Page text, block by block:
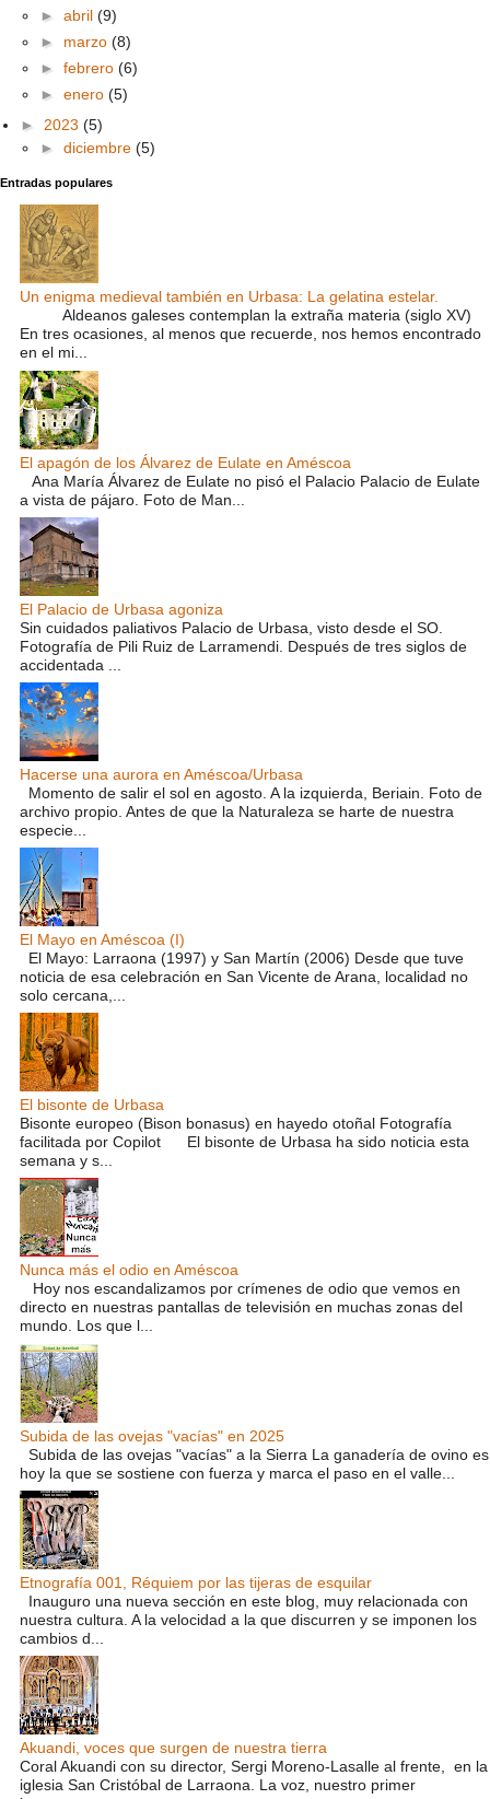
► abril (9)
► marzo (8)
► febrero (6)
► enero (5)
► 2023 (5)
► diciembre (5)
Entradas populares
Un enigma medieval también en Urbasa: La gelatina estelar.
Aldeanos galeses contemplan la extraña materia (siglo XV)
En tres ocasiones, al menos que recuerde, nos hemos encontrado
en el mi...
El apagón de los Álvarez de Eulate en Améscoa
Ana María Álvarez de Eulate no pisó el Palacio Palacio de Eulate
a vista de pájaro. Foto de Man...
El Palacio de Urbasa agoniza
Sin cuidados paliativos Palacio de Urbasa, visto desde el SO.
Fotografía de Pili Ruiz de Larramendi. Después de tres siglos de
accidentada ...
Hacerse una aurora en Améscoa/Urbasa
Momento de salir el sol en agosto. A la izquierda, Beriain. Foto de
archivo propio. Antes de que la Naturaleza se harte de nuestra
especie...
El Mayo en Améscoa (I)
El Mayo: Larraona (1997) y San Martín (2006) Desde que tuve
noticia de esa celebración en San Vicente de Arana, localidad no
solo cercana,...
El bisonte de Urbasa
Bisonte europeo (Bison bonasus) en hayedo otoñal Fotografía
facilitada por Copilot El bisonte de Urbasa ha sido noticia esta
semana y s...
Nunca más el odio en Améscoa
Hoy nos escandalizamos por crímenes de odio que vemos en
directo en nuestras pantallas de televisión en muchas zonas del
mundo. Los que l...
Subida de las ovejas "vacías" en 2025
Subida de las ovejas "vacías" a la Sierra La ganadería de ovino es
hoy la que se sostiene con fuerza y marca el paso en el valle...
Etnografía 001, Réquiem por las tijeras de esquilar
Inauguro una nueva sección en este blog, muy relacionada con
nuestra cultura. A la velocidad a la que discurren y se imponen los
cambios d...
Akuandi, voces que surgen de nuestra tierra
Coral Akuandi con su director, Sergi Moreno-Lasalle al frente, en la
iglesia San Cristóbal de Larraona. La voz, nuestro primer